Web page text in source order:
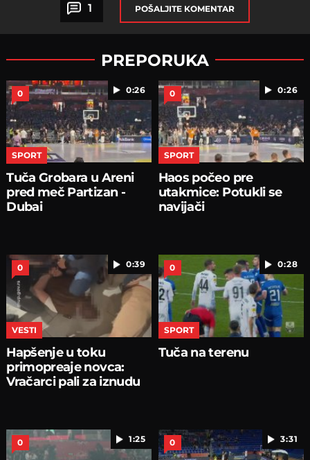
1 POŠALJITE KOMENTAR
PREPORUKA
0:26
0
SPORT
Tuča Grobara u Areni
pred meč Partizan -
Dubai
0:26
0
SPORT
Haos počeo pre
utakmice: Potukli se
navijači
0:39
0
VESTI
Hapšenje u toku
primopreaje novca:
Vračarci pali za iznudu
0:28
0
SPORT
Tuča na terenu
1:25
0 3:31
0